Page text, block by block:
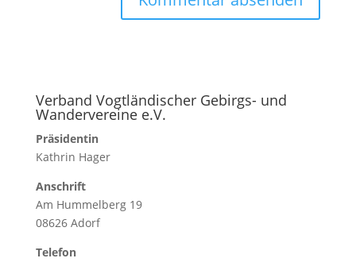
Verband Vogtländischer Gebirgs- und
Wandervereine e.V.
Präsidentin
Kathrin Hager
Anschrift
Am Hummelberg 19
08626 Adorf
Telefon